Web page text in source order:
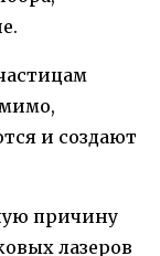
и создают
причину
лазеров